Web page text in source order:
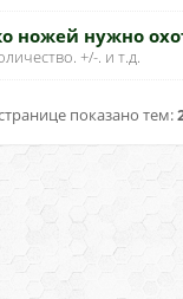
ножей нужно
+/-. и т.д.
показано тем:
новые сообщения)